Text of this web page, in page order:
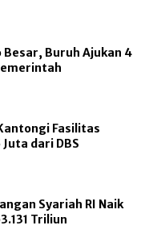
Besar, Buruh Ajukan 4
Fasilitas
dari DBS
Syariah RI Naik
Triliun